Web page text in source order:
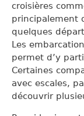
croisières
principalement
quelques
Les
permet d’y
Certaines
avec escales,
découvrir